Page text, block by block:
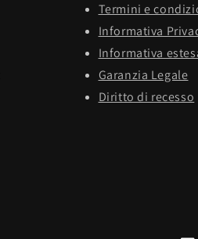
Termini e
Informativa
Informativa
Garanzia Legale
Diritto di recesso